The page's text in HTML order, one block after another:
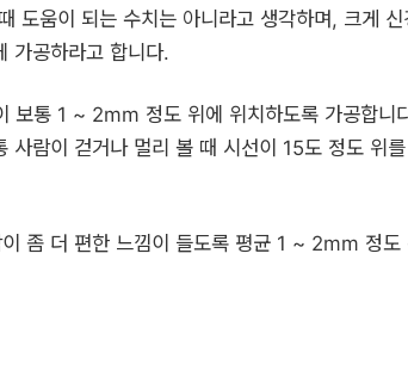
도움이 되는 수치는 아니라고 생각하며, 크게 신
가공하라고 합니다.
보통 1 ~ 2mm 정도 위에 위치하도록 가공합니
사람이 걷거나 멀리 볼 때 시선이 15도 정도 위
좀 더 편한 느낌이 들도록 평균 1 ~ 2mm 정도